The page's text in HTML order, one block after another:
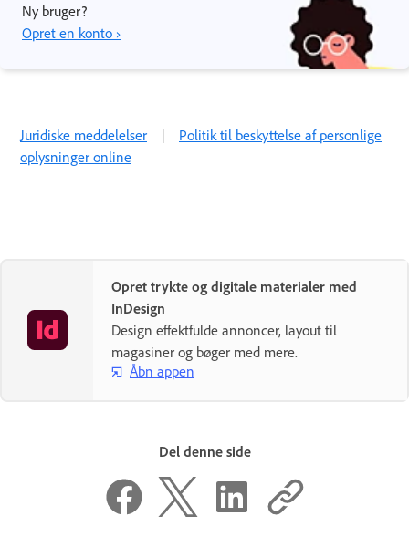
Ny bruger?
Opret en konto ›
Juridiske meddelelser | Politik til beskyttelse af personlige
oplysninger online
Opret trykte og digitale materialer med
InDesign
Design effektfulde annoncer, layout til
magasiner og bøger med mere.
Åbn appen
Del denne side